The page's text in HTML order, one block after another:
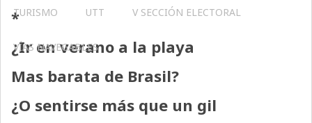
TURISMO UTT V SECCIÓN ELECTORAL
VÍAS NAVEGABLES
*
¿Ir en verano a la playa
Mas barata de Brasil?
¿O sentirse más que un gil